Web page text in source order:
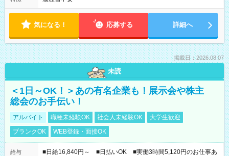
気になる！ 応募する 詳細へ
掲載日：2026.08.07
未読
＜1日～OK！＞あの有名企業も！展示会や株主
総会のお手伝い！
アルバイト 職種未経験OK 社会人未経験OK
大学生歓迎
ブランクOK
WEB登録・面接OK
給与
■日給16,840円～ ■日払いOK ■実働3時間5,120円のお仕事あ